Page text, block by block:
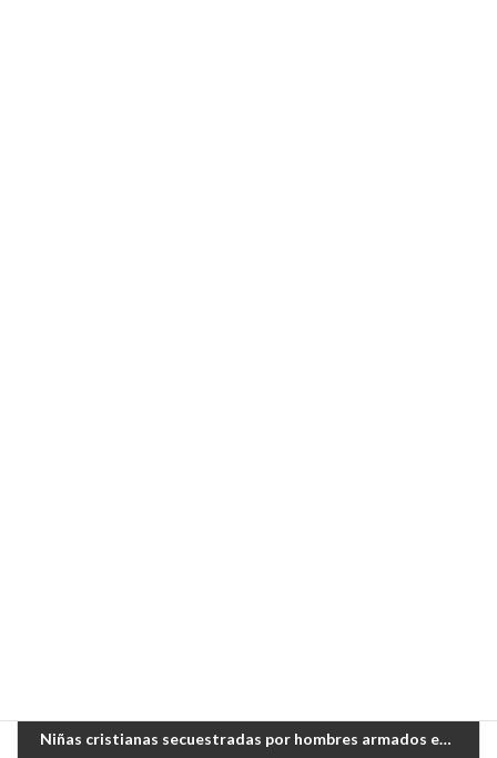
Niñas cristianas secuestradas por hombres armados en una escuela de Nigeria.